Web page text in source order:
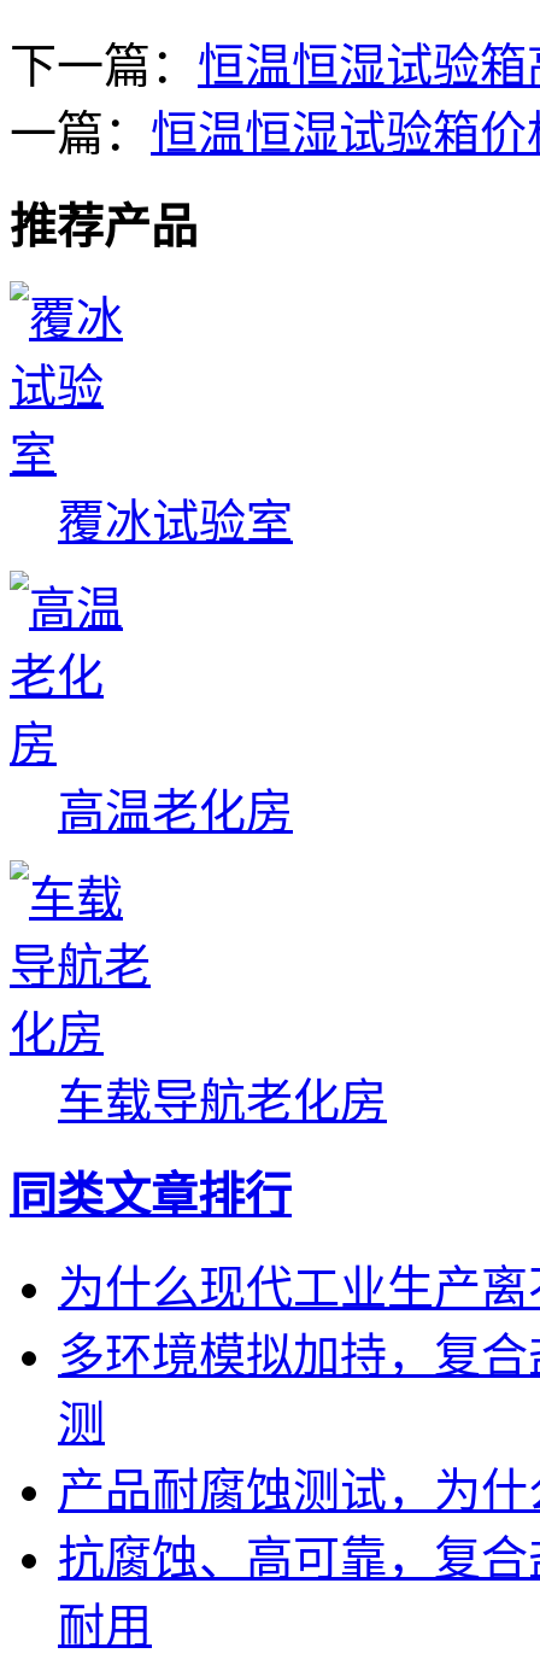
下一篇： 恒温恒湿试验
一篇： 恒温恒湿试验箱
推荐产品
覆冰试验室
高温老化房
车载导航老化房
同类文章排行
为什么现代工业生产
多环境模拟加持，复
测
产品耐腐蚀测试，为
抗腐蚀、高可靠，复
耐用